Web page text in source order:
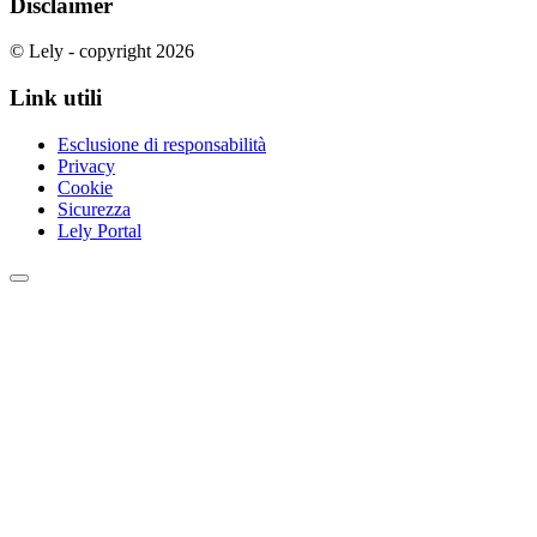
Disclaimer
© Lely - copyright 2026
Link utili
Esclusione di responsabilità
Privacy
Cookie
Sicurezza
Lely Portal